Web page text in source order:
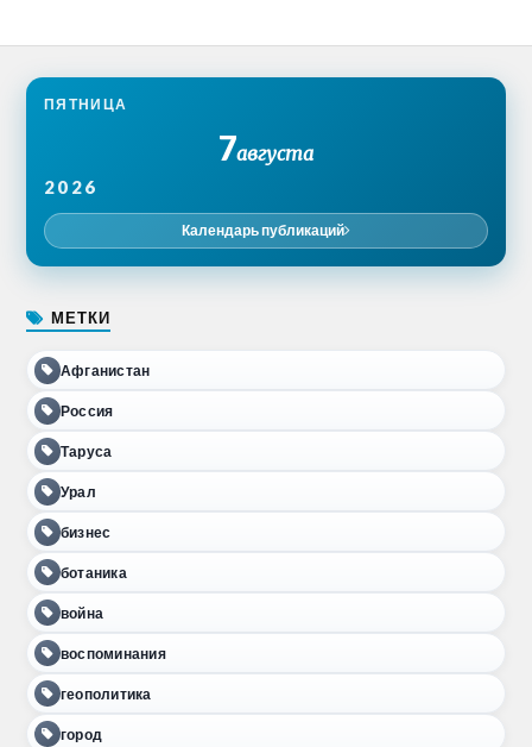
ПЯТНИЦА
7августа
2026
Календарь публикаций
МЕТКИ
Афганистан
Россия
Таруса
Урал
бизнес
ботаника
война
воспоминания
геополитика
город